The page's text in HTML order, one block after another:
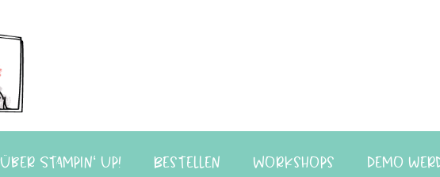
Über Stampin‘ Up! Bestellen Workshops Demo